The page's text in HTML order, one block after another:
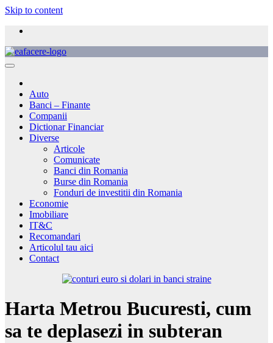
Skip to content
Auto
Banci – Finante
Companii
Dictionar Financiar
Diverse
Articole
Comunicate
Banci din Romania
Burse din Romania
Fonduri de investitii din Romania
Economie
Imobiliare
IT&C
Recomandari
Articolul tau aici
Contact
Harta Metrou Bucuresti, cum
sa te deplasezi in subteran